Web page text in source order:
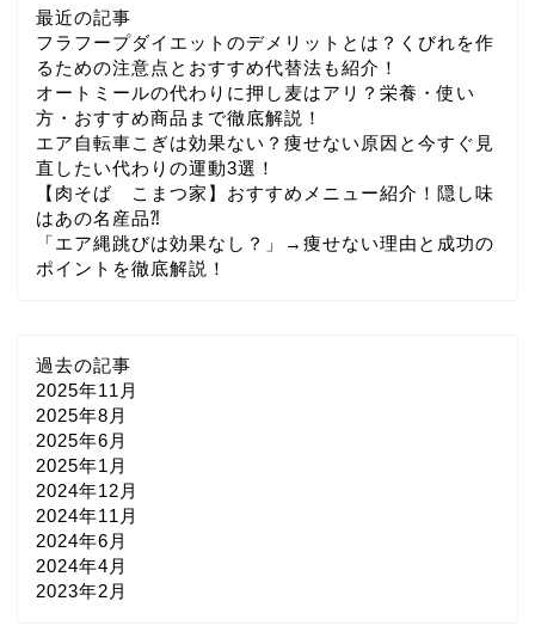
最近の記事
フラフープダイエットのデメリットとは？くびれを作
るための注意点とおすすめ代替法も紹介！
オートミールの代わりに押し麦はアリ？栄養・使い
方・おすすめ商品まで徹底解説！
エア自転車こぎは効果ない？痩せない原因と今すぐ見
直したい代わりの運動3選！
【肉そば こまつ家】おすすめメニュー紹介！隠し味
はあの名産品⁈
「エア縄跳びは効果なし？」→痩せない理由と成功の
ポイントを徹底解説！
過去の記事
2025年11月
2025年8月
2025年6月
2025年1月
2024年12月
2024年11月
2024年6月
2024年4月
2023年2月